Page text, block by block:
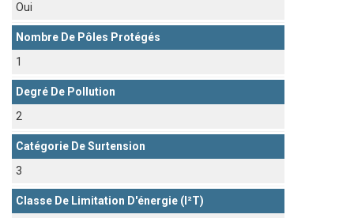
Oui
Nombre De Pôles Protégés
1
Degré De Pollution
2
Catégorie De Surtension
3
Classe De Limitation D'énergie (I²t)